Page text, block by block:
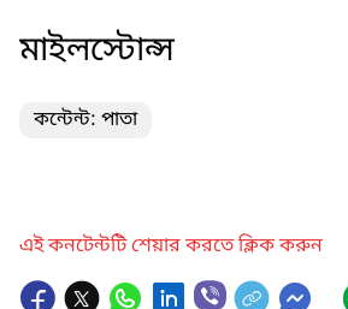
মাইলস্টোন্স
কন্টেন্ট: পাতা
এই কনটেন্টটি শেয়ার করতে ক্লিক করুন